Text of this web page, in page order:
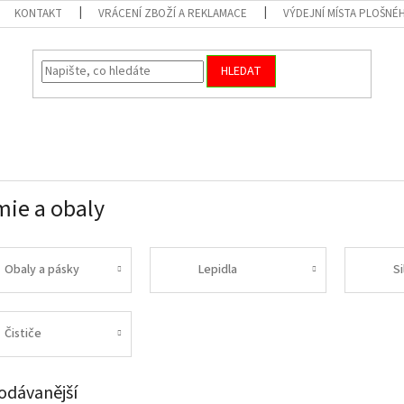
KONTAKT VRÁCENÍ ZBOŽÍ A REKLAMACE VÝDEJNÍ MÍSTA
HLEDAT
a obaly
Obaly a pásky Lepidla
Čističe